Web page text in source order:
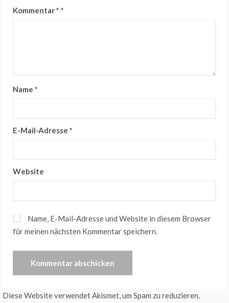
Kommentar*
Name *
E-Mail-Adresse *
Website
Name, E-Mail-Adresse und Website in diesem Browser
für meinen nächsten Kommentar speichern.
Diese Website verwendet Akismet, um Spam zu reduzieren.